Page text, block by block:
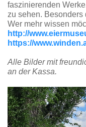
faszinierenden
zu sehen. Besonders
Wer mehr wissen
http://
https://
Alle Bilder mit
an der Kassa.